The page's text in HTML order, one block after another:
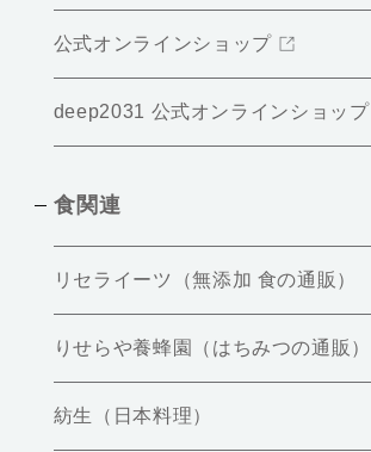
公式オンラインショップ
deep2031 公式オンラインショップ
食関連
リセライーツ（無添加 食の通販）
りせらや養蜂園（はちみつの通販）
紡生（日本料理）